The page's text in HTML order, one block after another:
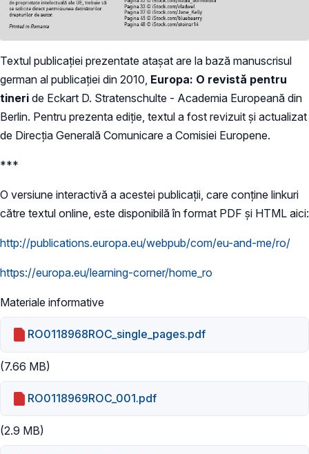
Textul publicației prezentate atașat are la bază manuscrisul
german al publicației din 2010, Europa: O revistă pentru
tineri de Eckart D. Stratenschulte - Academia Europeană din
Berlin. Pentru prezenta ediție, textul a fost revizuit și actualizat
de Direcția Generală Comunicare a Comisiei Europene.
***
O versiune interactivă a acestei publicații, care conține linkuri
către textul online, este disponibilă în format PDF și HTML aici:
http://publications.europa.eu/webpub/com/eu-and-me/ro/
https://europa.eu/learning-corner/home_ro
Materiale informative
RO0118968ROC_single_pages.pdf
(7.66 MB)
RO0118969ROC_001.pdf
(2.9 MB)